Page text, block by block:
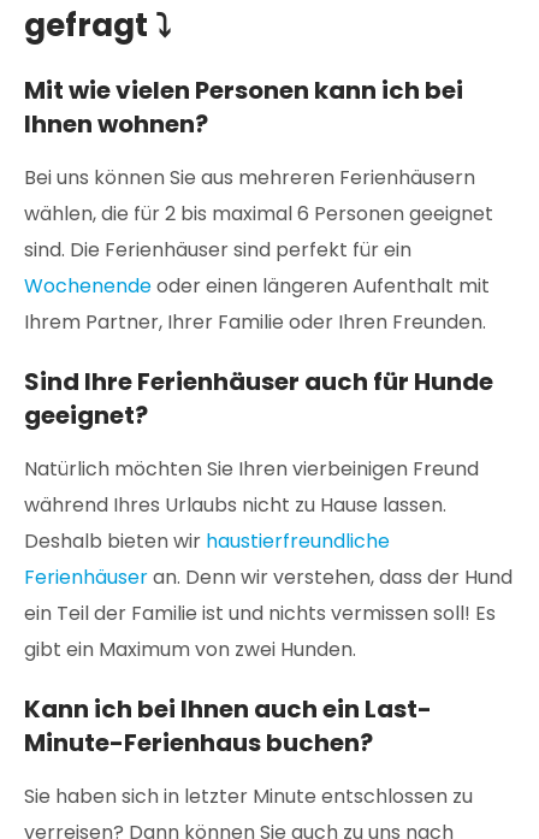
gefragt ⤵
Mit wie vielen Personen kann ich bei
Ihnen wohnen?
Bei uns können Sie aus mehreren Ferienhäusern
wählen, die für 2 bis maximal 6 Personen geeignet
sind. Die Ferienhäuser sind perfekt für ein
Wochenendeoder einen längeren Aufenthalt mit
Ihrem Partner, Ihrer Familie oder Ihren Freunden.
Sind Ihre Ferienhäuser auch für Hunde
geeignet?
Natürlich möchten Sie Ihren vierbeinigen Freund
während Ihres Urlaubs nicht zu Hause lassen.
Deshalb bieten wir haustierfreundliche
Ferienhäuseran. Denn wir verstehen, dass der Hund
ein Teil der Familie ist und nichts vermissen soll! Es
gibt ein Maximum von zwei Hunden.
Kann ich bei Ihnen auch ein Last-
Minute-Ferienhaus buchen?
Sie haben sich in letzter Minute entschlossen zu
verreisen? Dann können Sie auch zu uns nach